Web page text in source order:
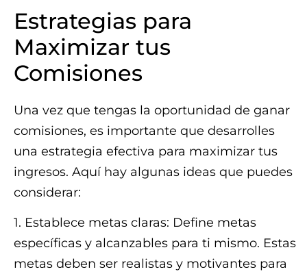
Estrategias para
Maximizar tus
Comisiones
Una vez que tengas la oportunidad de ganar
comisiones, es importante que desarrolles
una estrategia efectiva para maximizar tus
ingresos. Aquí hay algunas ideas que puedes
considerar:
1. Establece metas claras: Define metas
específicas y alcanzables para ti mismo. Estas
metas deben ser realistas y motivantes para